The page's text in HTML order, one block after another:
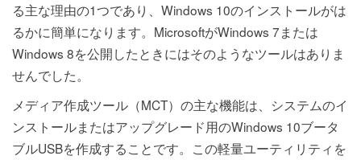
る主な理由の1つであり、Windows 10のインストールがは
るかに簡単になります。MicrosoftがWindows 7または
Windows 8を公開したときにはそのようなツールはありま
せんでした。
メディア作成ツール（MCT）の主な機能は、システムのイ
ンストールまたはアップグレード用のWindows 10ブータ
ブルUSBを作成することです。この軽量ユーティリティを